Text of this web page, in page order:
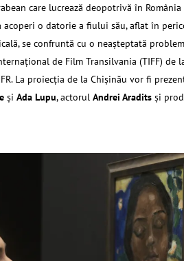
care lucrează deopotrivă în
o datorie a fiului său, aflat în
se confruntă cu o neașteptată
de Film Transilvania (TIFF) de
La proiecţia de la Chişinău vor fi
şiAda Lupu, actorulAndrei Aradits şi